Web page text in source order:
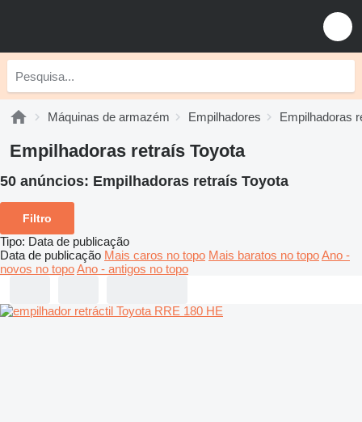
Máquinas de armazém Empilhadores Empilhadoras
Empilhadoras retraís Toyota
50 anúncios: Empilhadoras retraís Toyota
Filtro
Tipo: Data de publicação
Data de publicação Mais caros no topo Mais baratos no topoAno -
novos no topoAno - antigos no topo